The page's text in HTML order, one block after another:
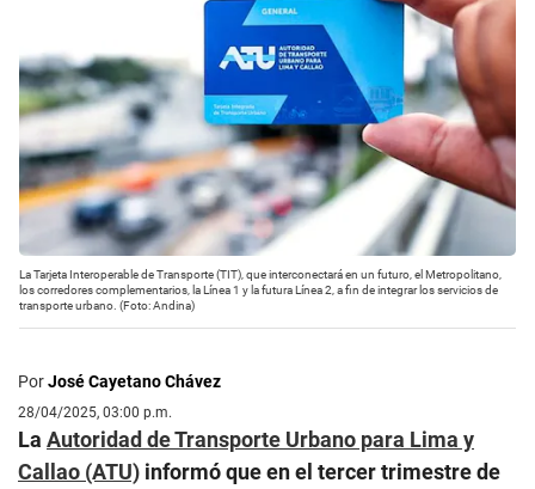
La Tarjeta Interoperable de Transporte (TIT), que interconectará en un futuro, el Metropolitano,
los corredores complementarios, la Línea 1 y la futura Línea 2, a fin de integrar los servicios de
transporte urbano. (Foto: Andina)
PorJosé Cayetano Chávez
28/04/2025, 03:00 p.m.
La Autoridad de Transporte Urbano para Lima y
Callao (ATU) informó que en el tercer trimestre de